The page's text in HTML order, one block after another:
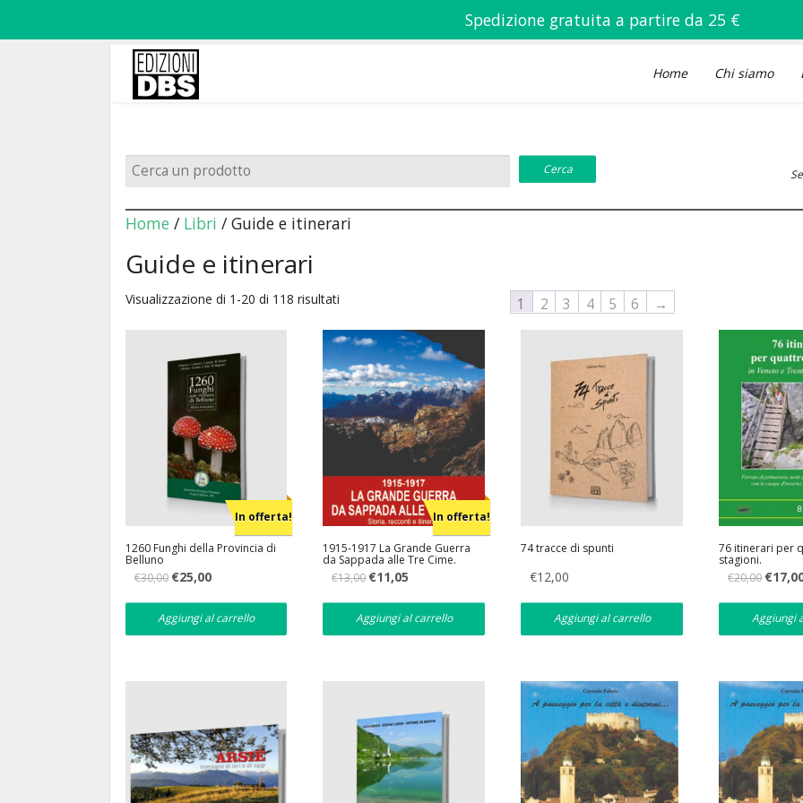
Spedizione gratuita a partire da 25 €
Home Chi siamo
Home/ Libri / Guide e itinerari
Guide e itinerari
Visualizzazione di 1-20 di 118 risultati
In offerta!
1260 Funghi della Provincia di
Belluno
€30,00 Il
originale
era:
€25,00Il
attuale
è:
Aggiungi al carrello
In offerta!
1915-1917 La Grande Guerra
da Sappada alle Tre Cime.
Storia, racconti e itinerari
€13,00 Il
originale
era:
€11,05
attuale
è:
Aggiungi al carrello
74 tracce di spunti
€12,00
Aggiungi al carrello
76 itinerari per
stagioni.
€20,00 Il
originale
era:
€
Aggiungi
1 2 3 4 5 6 →